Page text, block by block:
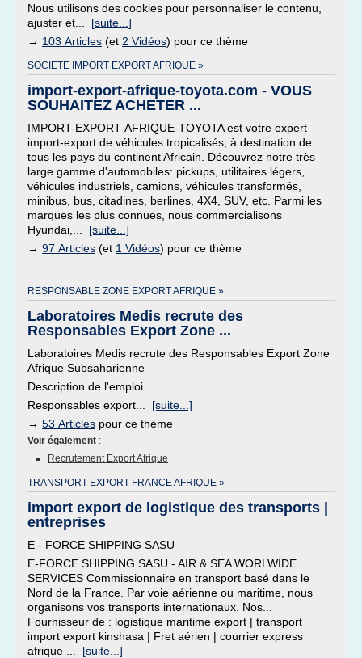
Nous utilisons des cookies pour personnaliser le contenu,
ajuster et... [suite...]
→ 103 Articles (et 2 Vidéos) pour ce thème
SOCIETE IMPORT EXPORT AFRIQUE »
import-export-afrique-toyota.com - VOUS
SOUHAITEZ ACHETER ...
IMPORT-EXPORT-AFRIQUE-TOYOTA est votre expert
import-export de véhicules tropicalisés, à destination de
tous les pays du continent Africain. Découvrez notre très
large gamme d'automobiles: pickups, utilitaires légers,
véhicules industriels, camions, véhicules transformés,
minibus, bus, citadines, berlines, 4X4, SUV, etc. Parmi les
marques les plus connues, nous commercialisons
Hyundai,... [suite...]
→ 97 Articles (et 1 Vidéos) pour ce thème
RESPONSABLE ZONE EXPORT AFRIQUE »
Laboratoires Medis recrute des
Responsables Export Zone ...
Laboratoires Medis recrute des Responsables Export Zone
Afrique Subsaharienne
Description de l'emploi
Responsables export... [suite...]
→ 53 Articles pour ce thème
Voir également :
Recrutement Export Afrique
TRANSPORT EXPORT FRANCE AFRIQUE »
import export de logistique des transports |
entreprises
E - FORCE SHIPPING SASU
E-FORCE SHIPPING SASU - AIR & SEA WORLWIDE
SERVICES Commissionnaire en transport basé dans le
Nord de la France. Par voie aérienne ou maritime, nous
organisons vos transports internationaux. Nos...
Fournisseur de : logistique maritime export | transport
import export kinshasa | Fret aérien | courrier express
afrique ... [suite...]